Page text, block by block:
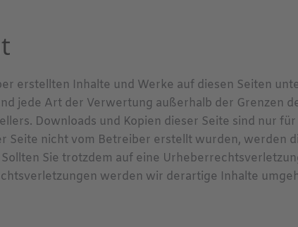
erstellten Inhalte und Werke auf diesen Seiten
jede Art der Verwertung außerhalb der Grenzen
Downloads und Kopien dieser Seite sind nur
Seite nicht vom Betreiber erstellt wurden,
Sie trotzdem auf eine
werden wir derartige Inhalte